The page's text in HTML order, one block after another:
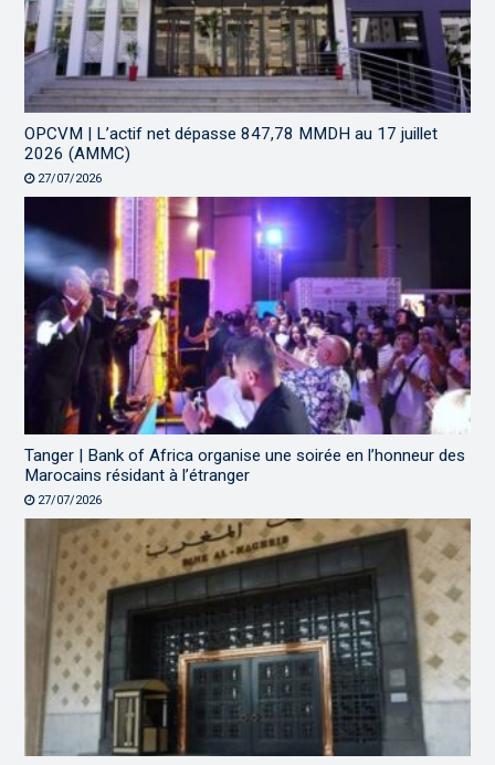
OPCVM | L’actif net dépasse 847,78 MMDH au 17 juillet
2026 (AMMC)
27/07/2026
Tanger | Bank of Africa organise une soirée en l’honneur des
Marocains résidant à l’étranger
27/07/2026